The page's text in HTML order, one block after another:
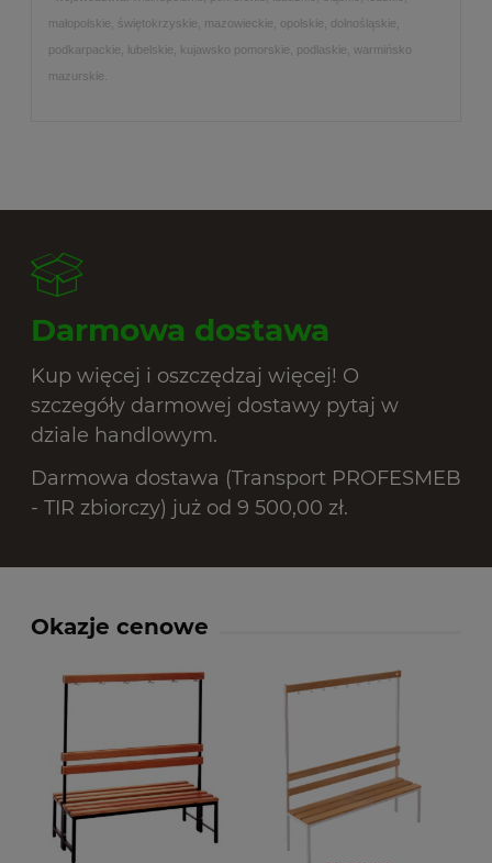
małopolskie, świętokrzyskie, mazowieckie, opolskie, dolnośląskie,
podkarpackie, lubelskie, kujawsko pomorskie, podlaskie, warmińsko
mazurskie.
Darmowa dostawa
Kup więcej i oszczędzaj więcej! O
szczegóły darmowej dostawy pytaj w
dziale handlowym.
Darmowa dostawa (Transport PROFESMEB
- TIR zbiorczy) już od 9 500,00 zł.
Okazje cenowe